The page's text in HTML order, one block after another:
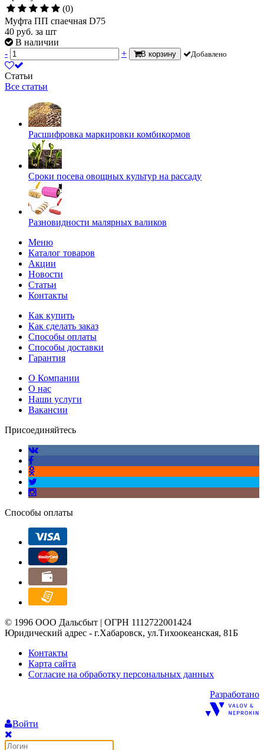
(0)
Муфта ПП спаечная D75
40 руб. за шт
В наличии
-
+ В корзину Добавлено
Статьи
Все статьи
Расшифровка маркировки комбикормов
Сроки посева овощных культур на рассаду
Разновидности малярных валиков
Меню
Каталог товаров
Акции
Новости
Статьи
Контакты
Как купить
Как сделать заказ
Способы оплаты
Способы доставки
Гарантия
О Компании
О нас
Наши услуги
Вакансии
Присоединяйтесь
Способы оплаты
© 1996 ООО Дальсбыт | ОГРН 1112722001424
Юридический адрес - г.Хабаровск, ул.Тихоокеанская, 81Б
Контакты
Карта сайта
Согласие на обработку персональных данных
Разработано
Войти